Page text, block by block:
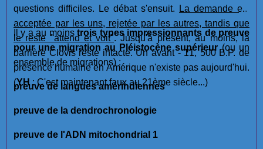
questions difficiles. Le débat s'ensuit.
La demande est
acceptée par les uns, rejetée par les autres, tandis que
le reste "attend et voit". Jusqu'à présent, au moins, la
barrière Clovis reste intacte. Un avant - 11, 500 B.P. de
présence humaine en Amérique n'existe pas aujourd'hui.
(YH: C'est maintenant faux au 21ème siècle...)
Il y a au moins trois types impressionnants de preuve
pour une migration au Pléistocène supérieur(ou un
ensemble de migrations) :
preuve de langues amérindiennes
preuve de la dendrochronologie
preuve de l'ADN mitochondrial 1